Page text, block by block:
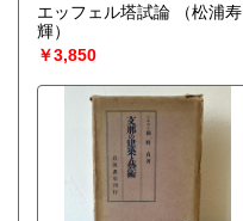
エッフェル塔試論
（松浦寿
輝）
￥3,850